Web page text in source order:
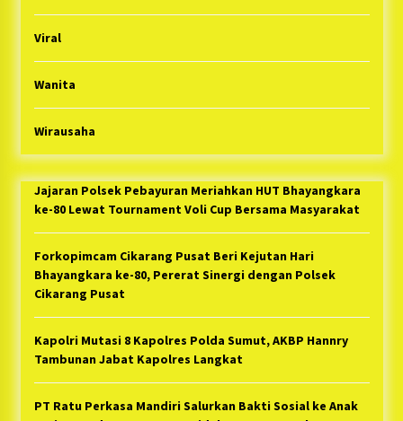
Viral
Wanita
Wirausaha
Jajaran Polsek Pebayuran Meriahkan HUT Bhayangkara
ke-80 Lewat Tournament Voli Cup Bersama Masyarakat
Forkopimcam Cikarang Pusat Beri Kejutan Hari
Bhayangkara ke-80, Pererat Sinergi dengan Polsek
Cikarang Pusat
Kapolri Mutasi 8 Kapolres Polda Sumut, AKBP Hannry
Tambunan Jabat Kapolres Langkat
PT Ratu Perkasa Mandiri Salurkan Bakti Sosial ke Anak